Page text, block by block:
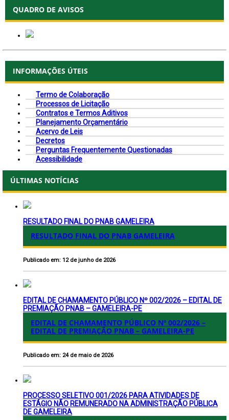
QUADRO DE AVISOS
INFORMAÇÕES ÚTEIS
Termo de Colaboração
Processos de Licitação
Contratos e Termos Aditivos
Planejamento Orçamentário
Acervo de Leis
Decretos
Perguntas Frequentemente Questionadas
Acessibilidade
ÚLTIMAS NOTÍCIAS
RESULTADO FINAL DO PNAB GAMELEIRA
RESULTADO FINAL DO PNAB GAMELEIRA
Publicado em: 12 de junho de 2026
EDITAL DE CHAMAMENTO PÚBLICO Nº 002/2026 – EDITAL DE
PREMIAÇÃO PNAB – GAMELEIRA-PE
EDITAL DE CHAMAMENTO PÚBLICO Nº 002/2026 –
EDITAL DE PREMIAÇÃO PNAB – GAMELEIRA-PE
Publicado em: 24 de maio de 2026
PROCESSO SELETIVO 001/2026 PARA ATIVIDADES DE
ESTÁGIO NÃO REMUNERADO NA ADMINISTRAÇÃO PÚBLICA
DE GAMELEIRA